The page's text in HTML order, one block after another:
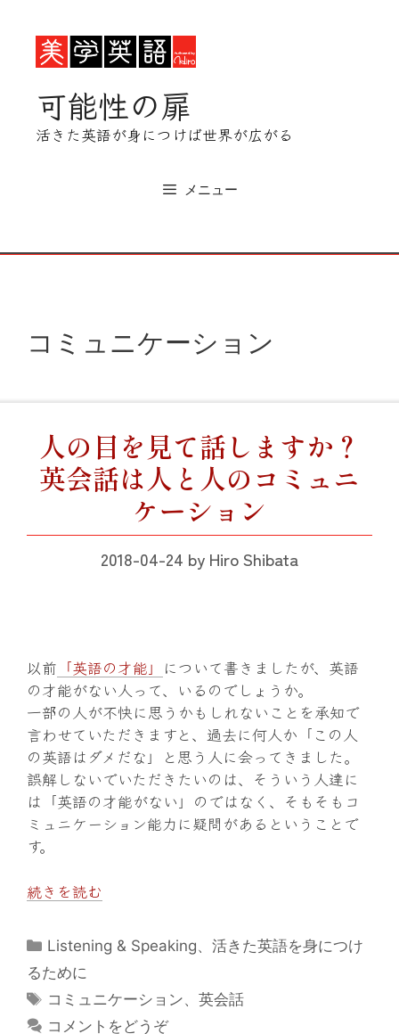
可能性の扉
活きた英語が身につけば世界が広がる
メニュー
コミュニケーション
人の目を見て話しますか？
英会話は人と人のコミュニ
ケーション
2018-04-24 by Hiro Shibata
以前 「英語の才能」 について書きましたが、英語
の才能がない人って、いるのでしょうか。
一部の人が不快に思うかもしれないことを承知で
言わせていただきますと、過去に何人か「この人
の英語はダメだな」と思う人に会ってきました。
誤解しないでいただきたいのは、そういう人達に
は「英語の才能がない」のではなく、そもそもコ
ミュニケーション能力に疑問があるということで
す。
続きを読む
カ
テ
リ
Listening & Speaking、活きた英語を身につけ
るために
タ
コミュニケーション、英会話
コメントをどうぞ